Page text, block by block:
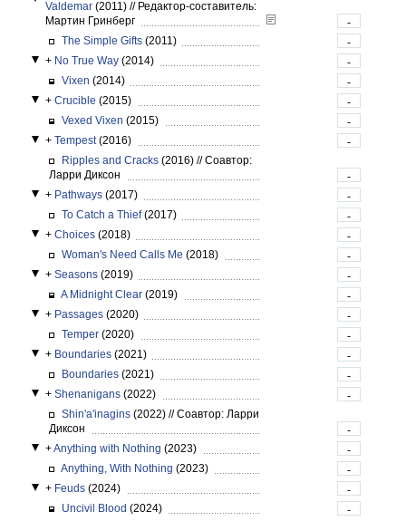
Valdemar (2011) //Редактор-составитель:
Мартин Гринберг
-
The Simple Gifts (2011)
-
+ No True Way (2014)
-
Vixen (2014)
-
+ Crucible (2015)
-
Vexed Vixen (2015)
-
+ Tempest(2016)
-
Ripples and Cracks (2016) //Соавтор:
Ларри Диксон
-
+ Pathways (2017)
-
To Catch a Thief(2017)
-
+ Choices (2018)
-
Woman's Need Calls Me (2018)
-
+ Seasons (2019)
-
A Midnight Clear (2019)
-
+ Passages (2020)
-
Temper (2020)
-
+ Boundaries (2021)
-
Boundaries (2021)
-
+ Shenanigans (2022)
-
Shin'a'inagins (2022) //Соавтор: Ларри
Диксон
-
+Anything with Nothing (2023)
-
Anything, With Nothing (2023)
-
+ Feuds (2024)
-
Uncivil Blood (2024) -